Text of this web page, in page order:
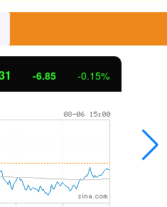
3.42 0.30%